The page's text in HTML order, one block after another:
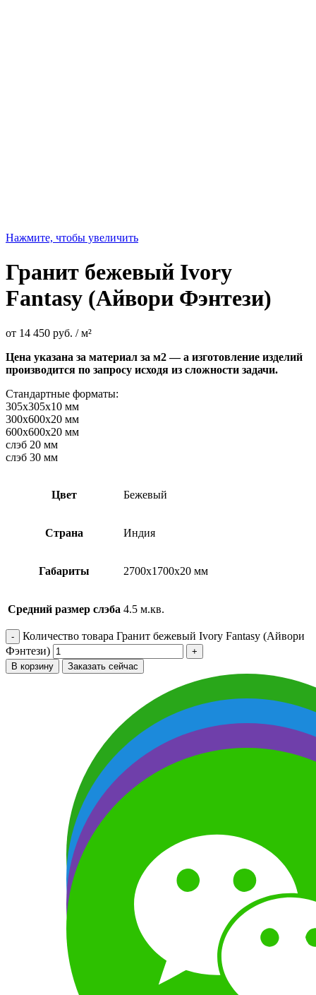
Нажмите, чтобы увеличить
Гранит бежевый Ivory
Fantasy (Айвори Фэнтези)
от 14 450 руб. / м²
Цена указана за материал за м2 — а изготовление изделий
производится по запросу исходя из сложности задачи.
Стандартные форматы:
305х305х10 мм
300х600х20 мм
600х600х20 мм
слэб 20 мм
слэб 30 мм
Цвет Бежевый
Страна Индия
Габариты 2700х1700х20 мм
Средний размер слэба 4.5 м.кв.
Количество товара Гранит бежевый Ivory Fantasy (Айвори
Фэнтези)
В корзину Заказать сейчас